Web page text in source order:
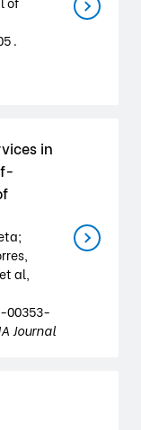
.
in
al,
00353-
Journal